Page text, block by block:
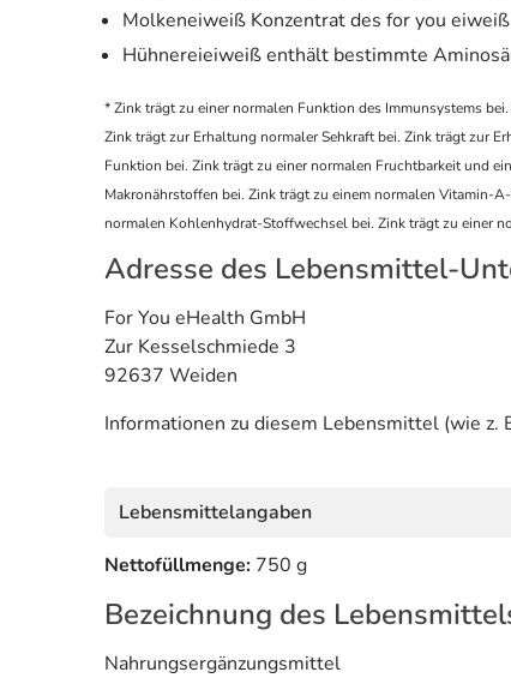
Molkeneiweiß Konzentrat des for you
Hühnereieiweiß enthält bestimmte
* Zink trägt zu einer normalen Funktion des Immunsystems
Zink trägt zur Erhaltung normaler Sehkraft bei. Zink trägt zur
Funktion bei. Zink trägt zu einer normalen Fruchtbarkeit und
Makronährstoffen bei. Zink trägt zu einem normalen Vitamin-
normalen Kohlenhydrat-Stoffwechsel bei. Zink trägt zu einer
Adresse des Lebensmittel-
For You eHealth GmbH
Zur Kesselschmiede 3
92637 Weiden
Informationen zu diesem Lebensmittel (wie
Lebensmittelangaben
Nettofüllmenge: 750 g
Bezeichnung des
Nahrungsergänzungsmittel